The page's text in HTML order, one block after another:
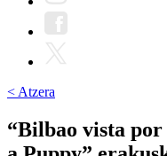
< Atzera
“Bilbao vista por